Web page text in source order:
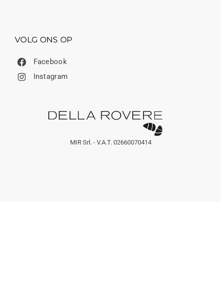
VOLG ONS OP
Facebook
Instagram
MIR Srl. - V.A.T. 02660070414